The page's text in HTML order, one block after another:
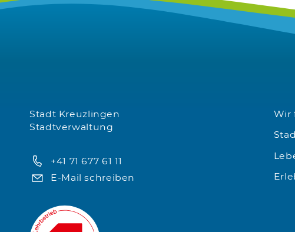
Stadt Kreuzlingen
Stadtverwaltung
+41 71 677 61 11
E-Mail schreiben
Wir